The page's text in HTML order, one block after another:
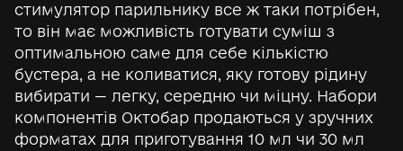
стимулятор парильнику все ж таки потрібен,
то він має можливість готувати суміш з
оптимальною саме для себе кількістю
бустера, а не коливатися, яку готову рідину
вибирати — легку, середню чи міцну. Набори
компонентів Октобар продаються у зручних
форматах для приготування 10 мл чи 30 мл